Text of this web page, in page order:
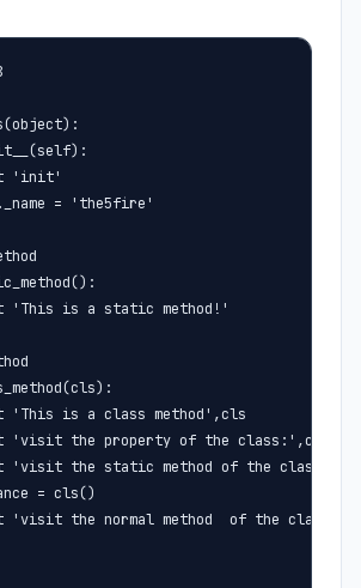
'init'
= 'the5fire'
'This is a static method!'
'This is a class method',cls
'visit the property of the
'visit the static method of the
= cls()
'visit the normal method  of the